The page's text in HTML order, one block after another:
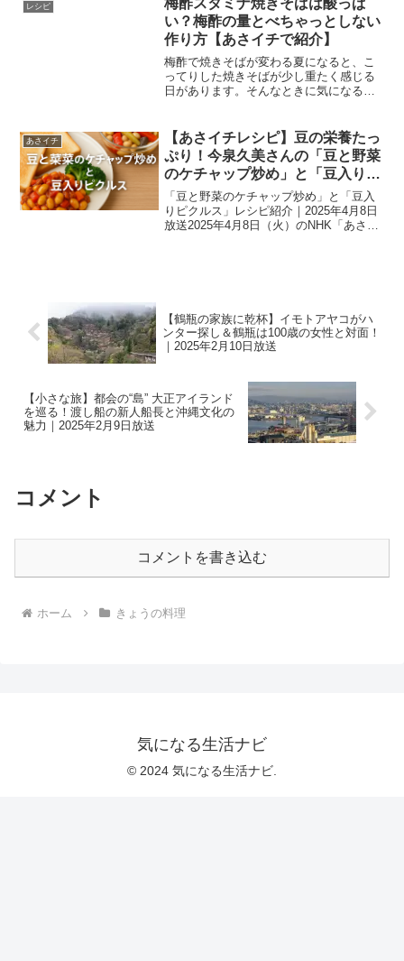
位ごとの使...
レシピ
梅酢スタミナ焼きそばは酸っぱ
い？梅酢の量とべちゃっとしない
作り方【あさイチで紹介】
梅酢で焼きそばが変わる夏になると、こ
ってりした焼きそばが少し重たく感じる
日があります。そんなときに気になるの
パードライバー講習が人気（2026年7月9
日放送）...
あさイチ
【あさイチレシピ】豆の栄養たっ
ぷり！今泉久美さんの「豆と野菜
のケチャップ炒め」と「豆入りピ
クルス」｜2025年4月8日放送
「豆と野菜のケチャップ炒め」と「豆入
りピクルス」レシピ紹介｜2025年4月8日
放送2025年4月8日（火）のNHK「あさイ
【鶴瓶の家族に乾杯】イモトアヤコがハ
ンター探し＆鶴瓶は100歳の女性と対面！
｜2025年2月10日放送
【小さな旅】都会の“島” 大正アイランド
を巡る！渡し船の新人船長と沖縄文化の
魅力｜2025年2月9日放送
コメント
コメントを書き込む
ホーム きょうの料理
気になる生活ナビ
© 2024 気になる生活ナビ.